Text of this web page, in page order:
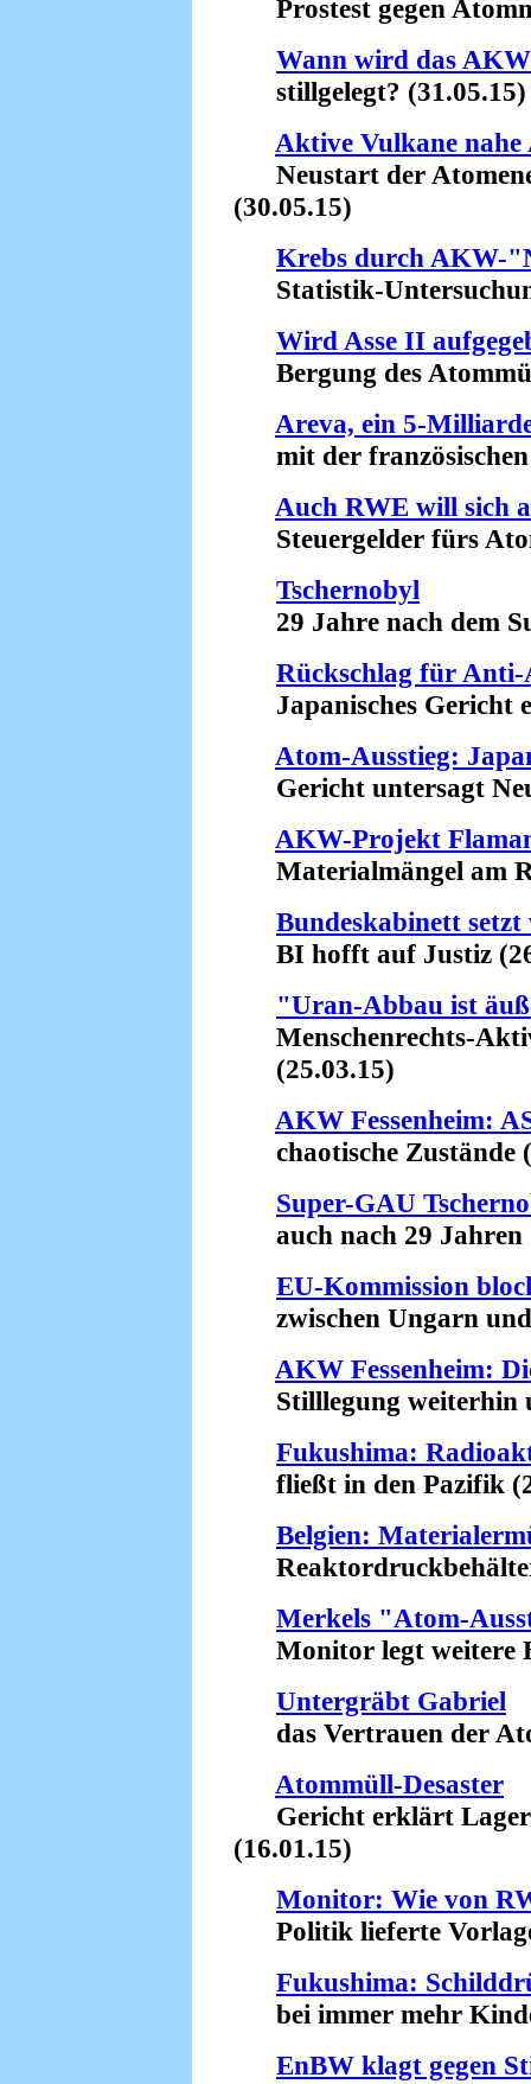
Prostest gegen
Wann wird das
stillgelegt? (31.05.15)
Aktive Vulkane
Neustart der
(30.05.15)
Krebs durch AKW-
Statistik-
Wird Asse II
Bergung des
Areva, ein 5-
mit der französischen
Auch RWE will sich
Steuergelder fürs
Tschernobyl
29 Jahre nach dem
Rückschlag für Anti-
Japanisches Gericht
Atom-Ausstieg:
Gericht untersagt
AKW-Projekt
Materialmängel am
Bundeskabinett
BI hofft auf Justiz
"Uran-Abbau ist
Menschenrechts-
(25.03.15)
AKW Fessenheim:
chaotische Zustände
Super-GAU
auch nach 29 Jahren
EU-Kommission
zwischen Ungarn und
AKW Fessenheim:
Stilllegung weiterhin
Fukushima:
fließt in den Pazifik
Belgien:
Merkels "Atom-
Monitor legt weitere
Untergräbt Gabriel
das Vertrauen der
Atommüll-Desaster
Gericht erklärt Lager
(16.01.15)
Monitor: Wie von
Politik lieferte
Fukushima:
bei immer mehr
EnBW klagt gegen